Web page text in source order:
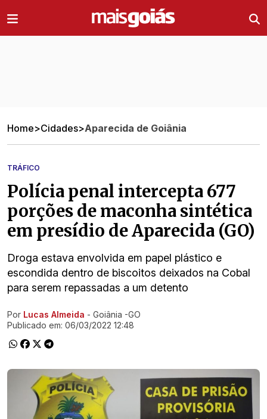
Home>Cidades>Aparecida de Goiânia
TRÁFICO
Polícia penal intercepta 677
porções de maconha sintética
em presídio de Aparecida (GO)
Droga estava envolvida em papel plástico e
escondida dentro de biscoitos deixados na Cobal
para serem repassadas a um detento
Ir direto pra matéria
Por Lucas Almeida - Goiânia -GO
Publicado em: 06/03/2022 12:48